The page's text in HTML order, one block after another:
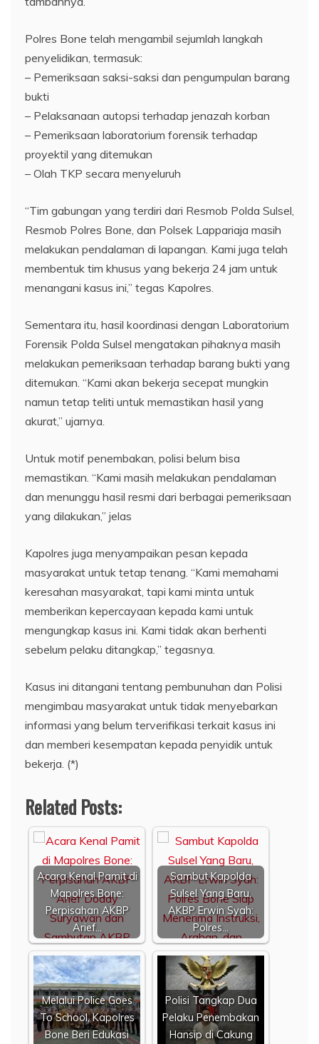
Polres Bone telah mengambil sejumlah langkah
penyelidikan, termasuk:
– Pemeriksaan saksi-saksi dan pengumpulan barang
bukti
– Pelaksanaan autopsi terhadap jenazah korban
– Pemeriksaan laboratorium forensik terhadap
proyektil yang ditemukan
– Olah TKP secara menyeluruh
“Tim gabungan yang terdiri dari Resmob Polda Sulsel,
Resmob Polres Bone, dan Polsek Lappariaja masih
melakukan pendalaman di lapangan. Kami juga telah
membentuk tim khusus yang bekerja 24 jam untuk
menangani kasus ini,” tegas Kapolres.
Sementara itu, hasil koordinasi dengan Laboratorium
Forensik Polda Sulsel mengatakan pihaknya masih
melakukan pemeriksaan terhadap barang bukti yang
ditemukan. “Kami akan bekerja secepat mungkin
namun tetap teliti untuk memastikan hasil yang
akurat,” ujarnya.
Untuk motif penembakan, polisi belum bisa
memastikan. “Kami masih melakukan pendalaman
dan menunggu hasil resmi dari berbagai pemeriksaan
yang dilakukan,” jelas
Kapolres juga menyampaikan pesan kepada
masyarakat untuk tetap tenang. “Kami memahami
keresahan masyarakat, tapi kami minta untuk
memberikan kepercayaan kepada kami untuk
mengungkap kasus ini. Kami tidak akan berhenti
sebelum pelaku ditangkap,” tegasnya.
Kasus ini ditangani tentang pembunuhan dan Polisi
mengimbau masyarakat untuk tidak menyebarkan
informasi yang belum terverifikasi terkait kasus ini
dan memberi kesempatan kepada penyidik untuk
bekerja. (*)
Related Posts:
Acara Kenal Pamit di
Mapolres Bone:
Perpisahan AKBP
Arief…
Sambut Kapolda
Sulsel Yang Baru,
AKBP Erwin Syah:
Polres…
Melalui Police Goes
To School, Kapolres
Bone Beri Edukasi
Polisi Tangkap Dua
Pelaku Penembakan
Hansip di Cakung